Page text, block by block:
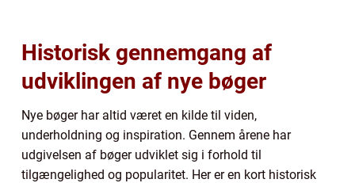
Historisk gennemgang af
udviklingen af nye bøger
Nye bøger har altid været en kilde til viden,
underholdning og inspiration. Gennem årene har
udgivelsen af bøger udviklet sig i forhold til
tilgængelighed og popularitet. Her er en kort historisk